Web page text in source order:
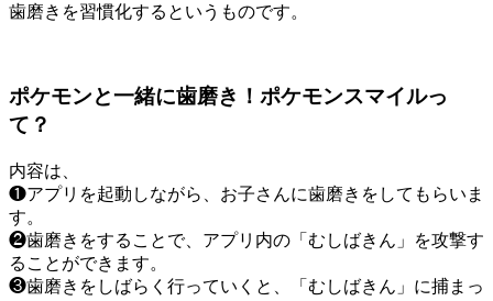
歯磨きを習慣化するというものです。
ポケモンと一緒に歯磨き！ポケモンスマイルっ
て？
内容は、
❶アプリを起動しながら、お子さんに歯磨きをしてもらいま
す。
❷歯磨きをすることで、アプリ内の「むしばきん」を攻撃す
ることができます。
❸歯磨きをしばらく行っていくと、「むしばきん」に捕まっ